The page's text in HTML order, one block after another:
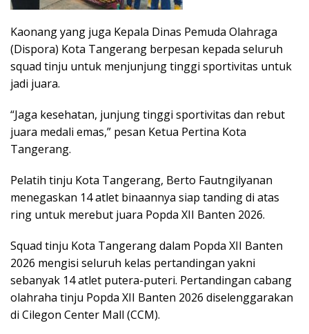
Kaonang yang juga Kepala Dinas Pemuda Olahraga
(Dispora) Kota Tangerang berpesan kepada seluruh
squad tinju untuk menjunjung tinggi sportivitas untuk
jadi juara.
“Jaga kesehatan, junjung tinggi sportivitas dan rebut
juara medali emas,” pesan Ketua Pertina Kota
Tangerang.
Pelatih tinju Kota Tangerang, Berto Fautngilyanan
menegaskan 14 atlet binaannya siap tanding di atas
ring untuk merebut juara Popda XII Banten 2026.
Squad tinju Kota Tangerang dalam Popda XII Banten
2026 mengisi seluruh kelas pertandingan yakni
sebanyak 14 atlet putera-puteri. Pertandingan cabang
olahraha tinju Popda XII Banten 2026 diselenggarakan
di Cilegon Center Mall (CCM).